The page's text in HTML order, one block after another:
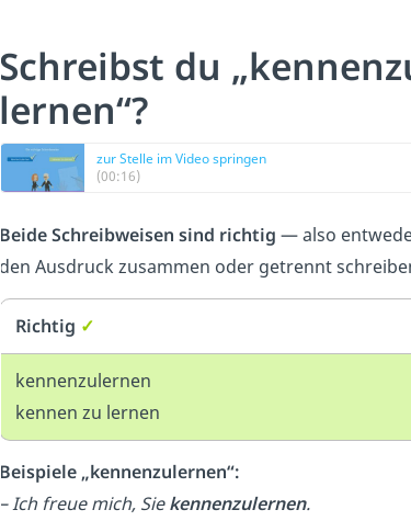
Schreibst du
lernen“?
zur Stelle im Video springen
(00:16)
Beide Schreibweisen sind richtig — also
den Ausdruck zusammen oder getrennt
Richtig ✓
kennenzulernen
kennen zu lernen
Beispiele „kennenzulernen“:
–Ich freue mich, Siekennenzulernen.